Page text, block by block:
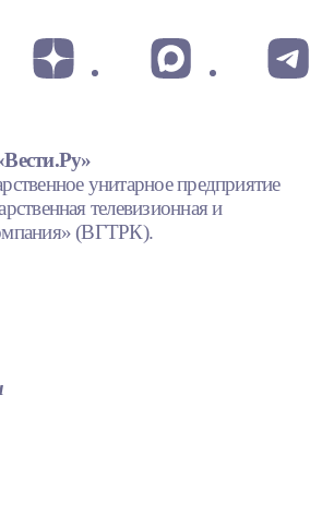
унитарное предприятие
телевизионная и
(ВГТРК).